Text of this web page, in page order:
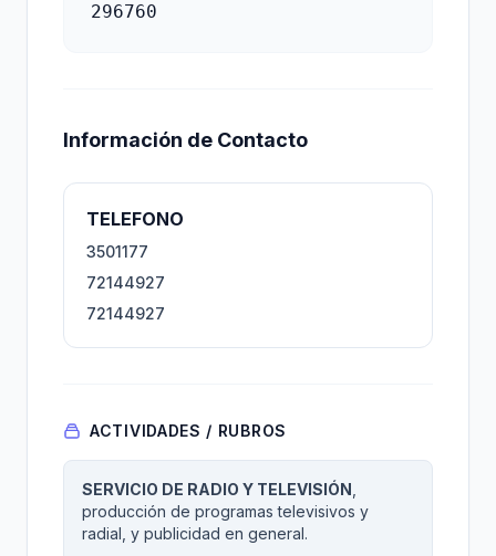
296760
Información de Contacto
TELEFONO
3501177
72144927
72144927
ACTIVIDADES / RUBROS
SERVICIO DE RADIO Y TELEVISIÓN
producción de programas televisivos y
radial, y publicidad en general.